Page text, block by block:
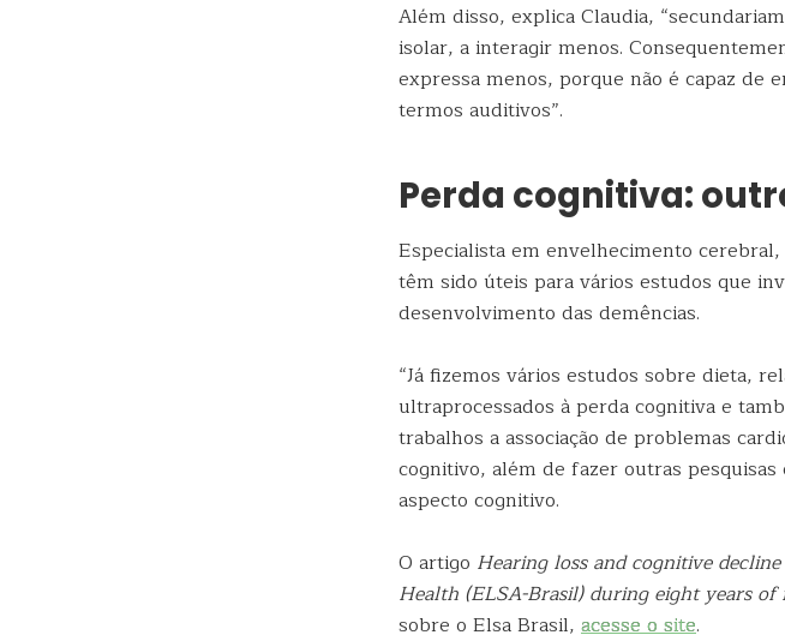
Além disso, explica Claudia,
isolar, a interagir menos.
expressa menos, porque não é capaz
termos auditivos”.
Perda cognitiva:
Especialista em envelhecimento
têm sido úteis para vários estudos que
desenvolvimento das demências.
“Já fizemos vários estudos sobre dieta,
ultraprocessados à perda cognitiva e
trabalhos a associação de problemas
cognitivo, além de fazer outras
aspecto cognitivo.
O artigo Hearing loss and cognitive
Health (ELSA-Brasil) during eight years
sobre o Elsa Brasil, acesse o site.